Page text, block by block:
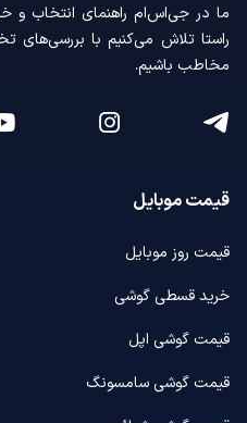
ما در جی‌اس‌ام راهنمای انتخاب و
راستا تلاش می‌کنیم با بررسی‌های
مخاطب باشیم.
قیمت موبایل
قیمت روز موبایل
خرید قسطی گوشی
قیمت گوشی اپل
قیمت گوشی سامسونگ